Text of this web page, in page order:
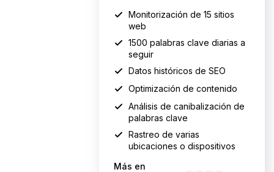
Monitorización de 15 sitios
web
1500 palabras clave diarias a
seguir
Datos históricos de SEO
Optimización de contenido
Análisis de canibalización de
palabras clave
Rastreo de varias
ubicaciones o dispositivos
Más en